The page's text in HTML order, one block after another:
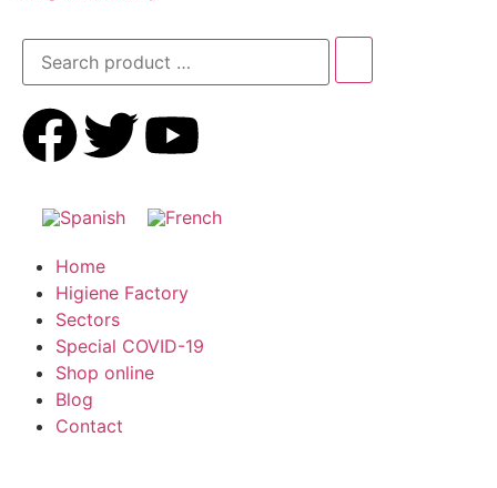
Home
Higiene Factory
Sectors
Special COVID-19
Shop online
Blog
Contact